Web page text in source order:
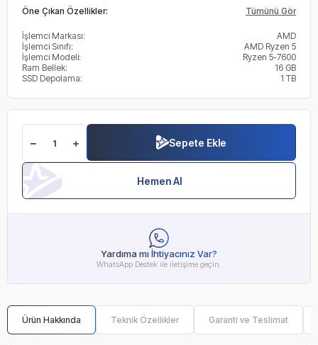
Öne Çıkan Özellikler: Tümünü Gör
İşlemci Markası:
AMD
İşlemci Sınıfı:
AMD Ryzen 5
İşlemci Modeli:
Ryzen 5-7600
Ram Bellek:
16 GB
SSD Depolama:
1 TB
Sepete Ekle
Hemen Al
Yardıma mı İhtiyacınız Var?
WhatsApp Destek ile iletişime geçin.
Ürün Hakkında Teknik Özellikler Garanti ve Teslimat